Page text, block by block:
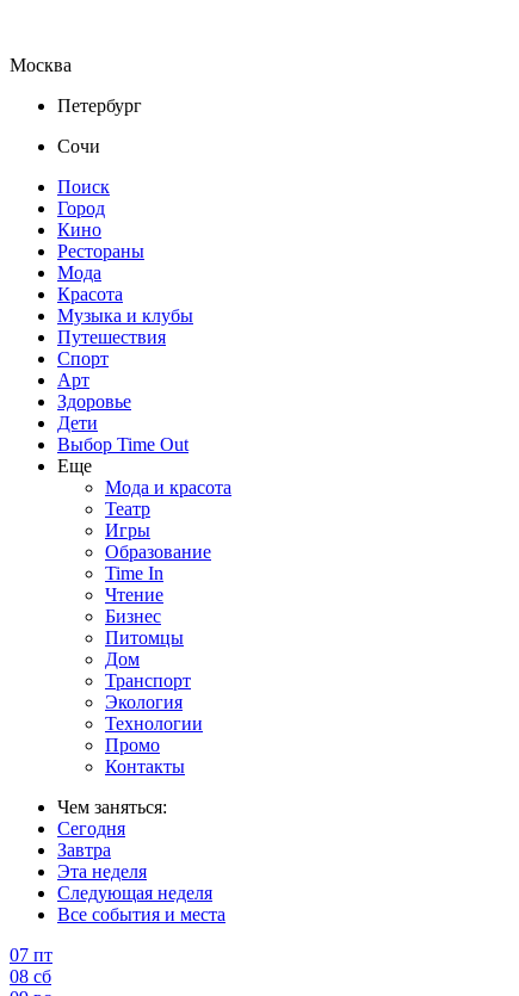
Москва
Петербург
Сочи
Поиск
Город
Кино
Рестораны
Мода
Красота
Музыка и клубы
Путешествия
Спорт
Арт
Здоровье
Дети
Выбор Time Out
Еще
Мода и красота
Театр
Игры
Образование
Time In
Чтение
Бизнес
Питомцы
Дом
Транспорт
Экология
Технологии
Промо
Контакты
Чем заняться:
Сегодня
Завтра
Эта неделя
Следующая неделя
Все события и места
07 пт
08 сб